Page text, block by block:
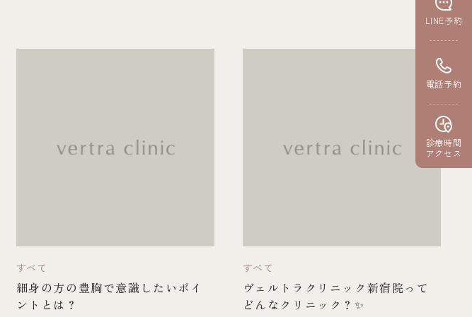
LINE予約
電話予約
診療時間
アクセス
すべて
細身の方の豊胸で意識したいポイ
ントとは？
すべて
ヴェルトラクリニック新宿院って
どんなクリニック？✨